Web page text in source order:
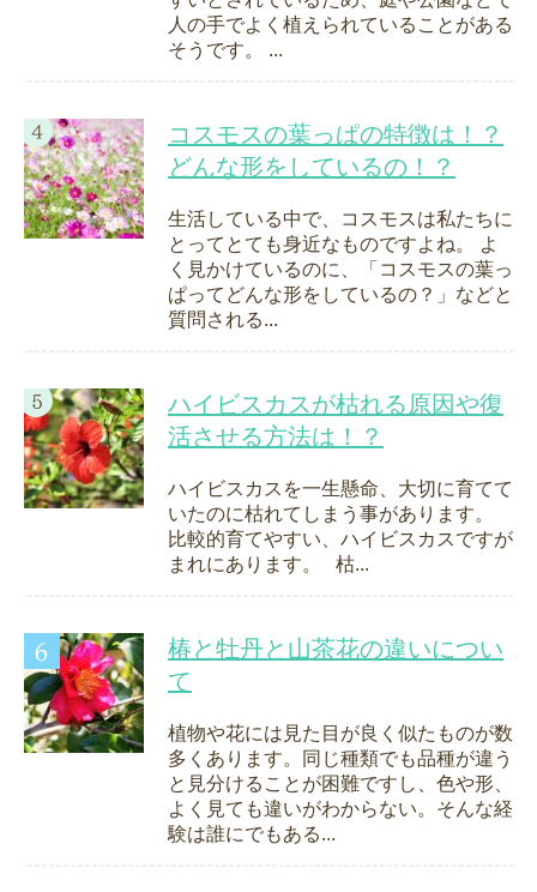
人の手でよく植えられていることがある
そうです。 ...
コスモスの葉っぱの特徴は！？
どんな形をしているの！？
生活している中で、コスモスは私たちに
とってとても身近なものですよね。 よ
く見かけているのに、「コスモスの葉っ
ぱってどんな形をしているの？」などと
質問される...
ハイビスカスが枯れる原因や復
活させる方法は！？
ハイビスカスを一生懸命、大切に育てて
いたのに枯れてしまう事があります。
比較的育てやすい、ハイビスカスですが
まれにあります。 枯...
椿と牡丹と山茶花の違いについ
て
植物や花には見た目が良く似たものが数
多くあります。同じ種類でも品種が違う
と見分けることが困難ですし、色や形、
よく見ても違いがわからない。そんな経
験は誰にでもある...